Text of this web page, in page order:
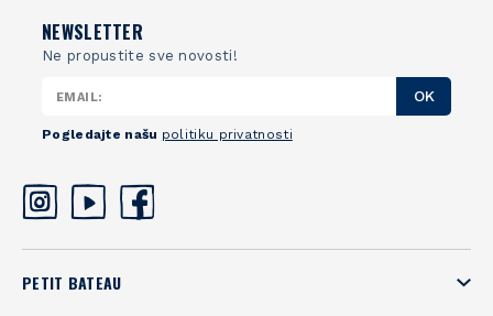
NEWSLETTER
Ne propustite sve novosti!
OK
Pogledajte našu politiku privatnosti
PETIT BATEAU